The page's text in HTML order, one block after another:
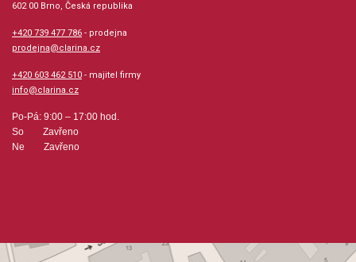
602 00 Brno, Česká republika
+420 739 477 786 - prodejna
prodejna@clarina.cz
+420 603 462 510 - majitel firmy
info@clarina.cz
Po-Pá: 9:00 – 17:00 hod.
So Zavřeno
Ne Zavřeno